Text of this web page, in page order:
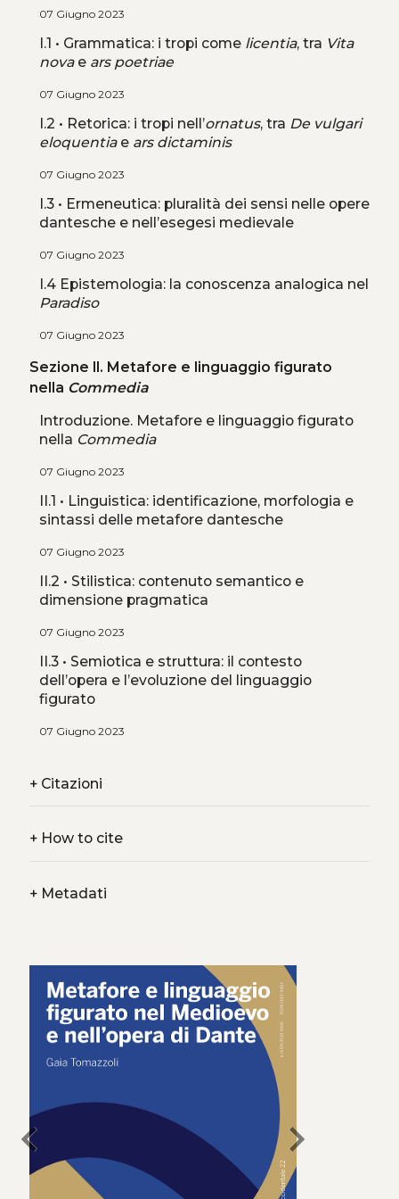
07 Giugno 2023
I.1 • Grammatica: i tropi come licentia, tra Vita
novae ars poetriae
07 Giugno 2023
I.2 • Retorica: i tropi nell’ornatus, tra De vulgari
eloquentiae ars dictaminis
07 Giugno 2023
I.3 • Ermeneutica: pluralità dei sensi nelle opere
dantesche e nell’esegesi medievale
07 Giugno 2023
I.4 Epistemologia: la conoscenza analogica nel
Paradiso
07 Giugno 2023
Sezione II. Metafore e linguaggio figurato
nella Commedia
Introduzione. Metafore e linguaggio figurato
nella Commedia
07 Giugno 2023
II.1 • Linguistica: identificazione, morfologia e
sintassi delle metafore dantesche
07 Giugno 2023
II.2 • Stilistica: contenuto semantico e
dimensione pragmatica
07 Giugno 2023
II.3 • Semiotica e struttura: il contesto
dell’opera e l’evoluzione del linguaggio
figurato
07 Giugno 2023
+Citazioni
+How to cite
+Metadati
chevron_left chevron_right